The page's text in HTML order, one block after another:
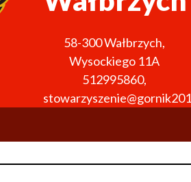
58-300Wałbrzych,
Wysockiego 11A
512995860,